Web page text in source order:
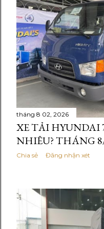
linh hoạt theo từng
sách từng đại lý . Các
gồm: - Chi phí linh kiện
- Nhu cầu vận tải nội đô
tháng 8 02, 2026
XE TẢI HYUNDAI
NHIÊU? THÁNG
Chia sẻ Đăng nhận xét